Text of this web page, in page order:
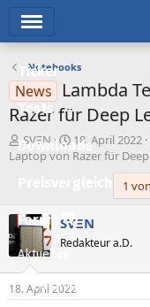
Ticker
Tests
Downloads
Forum
Aktuelles
Empfohlene Inhalte
Notebooks
News
Lambda
Razer für Deep
E
r
l
l
e
r
SVΞN
E
r
l
t
m
18. April 2022
Laptop von Razer für
1
SVΞN
Redakteur a.D.
18. April 2022